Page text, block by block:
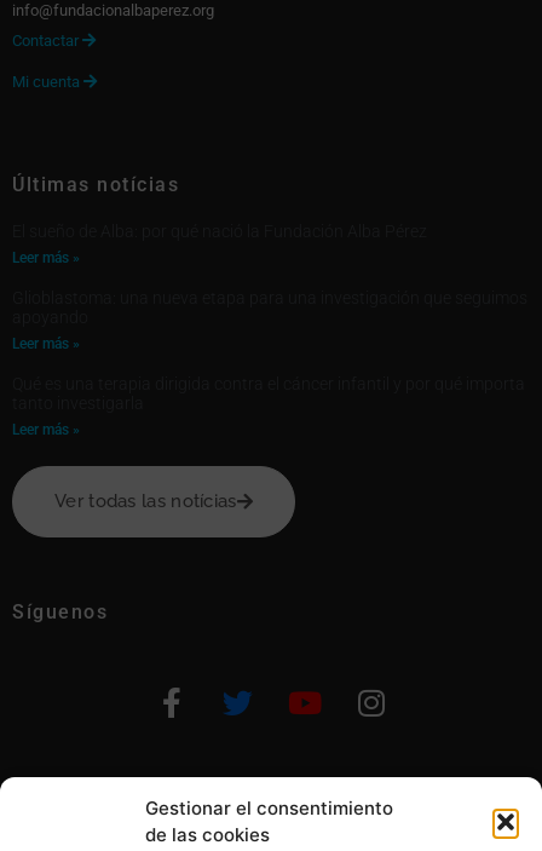
Gestionar el consentimiento
de las cookies
info@fundacionalbaperez.org
Contactar 
Mi cuenta 
Últimas notícias
Leer más »
Leer más »
Leer más »
Ver todas las notícias
Síguenos
Otras formas de ayudar